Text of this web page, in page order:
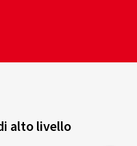
alto livello